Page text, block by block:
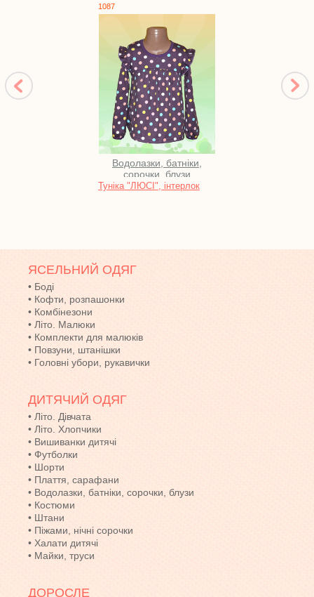
1087
Водолазки, батніки,
сорочки, блузи
Туніка "ЛЮСІ", інтерлок
ЯСЕЛЬНИЙ ОДЯГ
• Боді
• Кофти, розпашонки
• Комбінезони
• Літо. Малюки
• Комплекти для малюків
• Повзуни, штанішки
• Головні убори, рукавички
ДИТЯЧИЙ ОДЯГ
• Літо. Дівчата
• Літо. Хлопчики
• Вишиванки дитячі
• Футболки
• Шорти
• Плаття, сарафани
• Водолазки, батніки, сорочки, блузи
• Костюми
• Штани
• Піжами, нічні сорочки
• Халати дитячі
• Майки, труси
ДОРОСЛЕ